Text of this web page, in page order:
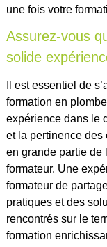
une fois votre
Assurez-vous
solide
Il est essentiel de
formation en
expérience dans le
et la pertinence
en grande partie de
formateur. Une
formateur de
pratiques et des
rencontrés sur le
formation